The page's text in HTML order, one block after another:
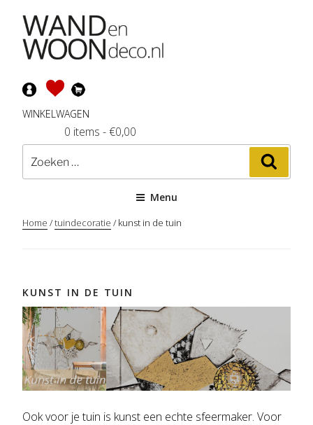
inhoud
WINKELWAGEN
-€0,00
0 items
Zoeken
naar:
Menu
Home /tuindecoratie / kunst in de tuin
KUNST IN DE TUIN
Ook voor je tuin is kunst een echte sfeermaker. Voor